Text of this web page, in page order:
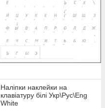
Наліпки наклейки на
клавіатуру білі Укр\Рус\Eng
White